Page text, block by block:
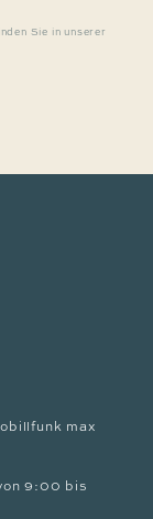
Sie in unserer
max
9:00 bis